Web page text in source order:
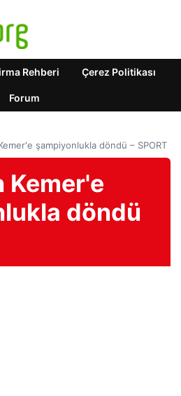
Rehberi Çerez Politikası
Forum
şampiyonlukla döndü – SPORT
Kemer'e
döndü